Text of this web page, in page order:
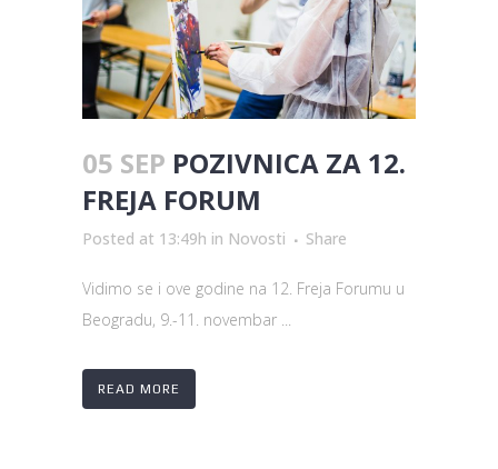
05 SEP POZIVNICA ZA 12.
FREJA FORUM
Posted at 13:49h in Novosti Share
Vidimo se i ove godine na 12. Freja Forumu u
Beogradu, 9.-11. novembar ...
READ MORE